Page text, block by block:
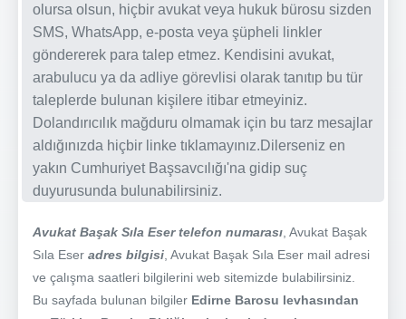
olursa olsun, hiçbir avukat veya hukuk bürosu sizden
SMS, WhatsApp, e-posta veya şüpheli linkler
göndererek para talep etmez. Kendisini avukat,
arabulucu ya da adliye görevlisi olarak tanıtıp bu tür
taleplerde bulunan kişilere itibar etmeyiniz.
Dolandırıcılık mağduru olmamak için bu tarz mesajlar
aldığınızda hiçbir linke tıklamayınız.Dilerseniz en
yakın Cumhuriyet Başsavcılığı'na gidip suç
duyurusunda bulunabilirsiniz.
Avukat Başak Sıla Eser telefon numarası , Avukat Başak
Sıla Eser adres bilgisi , Avukat Başak Sıla Eser mail adresi
ve çalışma saatleri bilgilerini web sitemizde bulabilirsiniz.
Bu sayfada bulunan bilgiler Edirne Barosu levhasından